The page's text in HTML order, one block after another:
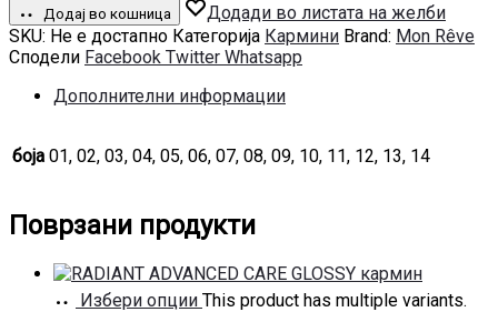
Додај во кошница
Додади во листата на желби
SKU: Не е достапно Категорија Кармини Brand: Mon Rêve
Сподели Facebook Twitter Whatsapp
Дополнителни информации
боја 01, 02, 03, 04, 05, 06, 07, 08, 09, 10, 11, 12, 13, 14
Поврзани продукти
Избери опции This product has multiple variants.